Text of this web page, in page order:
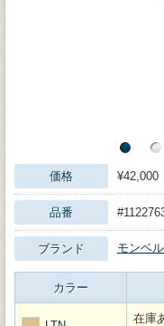
価格 ¥42,000
品番
ブランド モンベル
カラー
在庫